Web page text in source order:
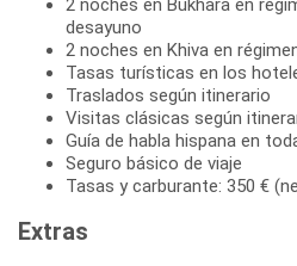
desayuno
2 noches en Khiva en
Tasas turísticas en los
Traslados según itinerario
Visitas clásicas según
Guía de habla hispana en
Seguro básico de viaje
Tasas y carburante: 350 €
Extras